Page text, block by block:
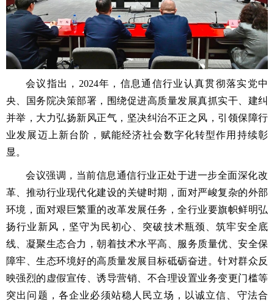
会议指出，2024年，信息通信行业认真贯彻落实党中
央、国务院决策部署，围绕促进高质量发展真抓实干、建纠
并举，大力弘扬新风正气，坚决纠治不正之风，引领保障行
业发展迈上新台阶，赋能经济社会数字化转型作用持续彰
显。
会议强调，当前信息通信行业正处于进一步全面深化改
革、推动行业现代化建设的关键时期，面对严峻复杂的外部
环境，面对艰巨繁重的改革发展任务，全行业要旗帜鲜明弘
扬行业新风，坚守为民初心、突破技术瓶颈、筑牢安全底
线、凝聚生态合力，朝着技术水平高、服务质量优、安全保
障牢、生态环境好的高质量发展目标砥砺奋进。针对群众反
映强烈的虚假宣传、诱导营销、不合理设置业务变更门槛等
突出问题，各企业必须站稳人民立场，以诚立信、守法合